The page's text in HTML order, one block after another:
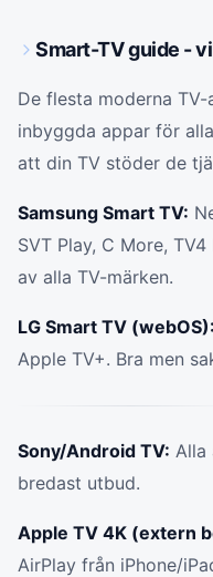
Smart-TV guide -
De flesta moderna
inbyggda appar för
att din TV stöder de
Samsung Smart TV:
SVT Play, C More,
av alla TV-märken.
LG Smart TV (webOS):
Apple TV+. Bra men
Sony/Android TV: Alla
bredast utbud.
Apple TV 4K (extern
AirPlay från iPhone/